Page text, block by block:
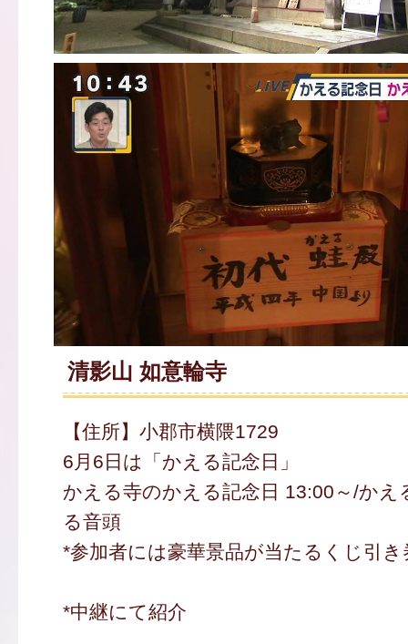
清影山 如意輪寺
【住所】小郡市横隈1729
6月6日は「かえる記念日」
かえる寺のかえる記念日 13:00～/かえ
る音頭
*参加者には豪華景品が当たるくじ引き
*中継にて紹介